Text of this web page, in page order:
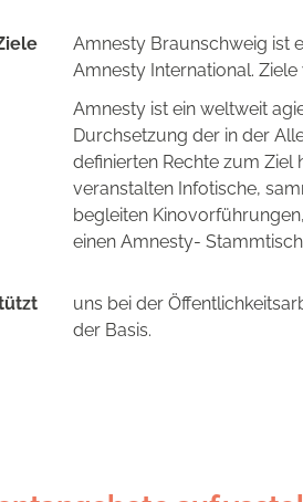
Amnesty Braunschweig ist
Amnesty International.
Amnesty ist ein weltweit
Durchsetzung der in der
definierten Rechte zum Ziel
veranstalten Infotische,
begleiten
einen Amnesty-
uns bei der
der Basis.